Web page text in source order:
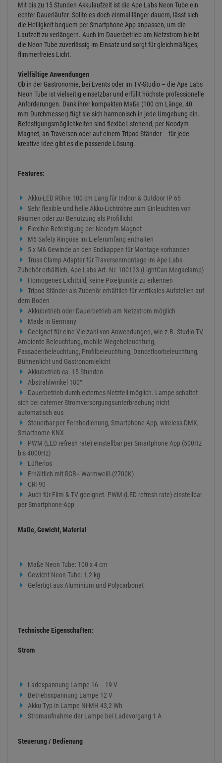
Mit bis zu 15 Stunden Akkulaufzeit ist die Ape Labs Neon Tube ein
echter Dauerläufer. Sollte es doch einmal länger dauern, lässt sich
die Helligkeit bequem per Smartphone-App anpassen, um die
Laufzeit zu verlängern. Auch im Dauerbetrieb am Netzstrom bleibt
die Neon Tube zuverlässig im Einsatz und sorgt für gleichmäßiges,
flimmerfreies Licht.
Vielfältige Anwendungen
Ob in der Gastronomie, bei Events oder im TV-Studio – die Ape Labs
Neon Tube ist vielseitig einsetzbar und erfüllt höchste professionelle
Anforderungen. Dank ihrer kompakten Maße (100 cm Länge, 40
mm Durchmesser) fügt sie sich harmonisch in jede Umgebung ein.
Befestigungsmöglichkeiten sind flexibel: stehend, per Neodym-
Magnet, an Traversen oder auf einem Tripod-Ständer – für jede
kreative Idee gibt es die passende Lösung.
Features:
Akku-LED Röhre 100 cm Lang für Indoor & Outdoor IP 65
Sehr flexible und helle Akku-Lichtröhre zum Einleuchten von
Räumen oder zur Benutzung als Profillicht
Flexible Befestigung per Neodym-Magnet
M6 Safety Ringöse im Lieferumfang enthalten
5 x M6 Gewinde an den Endkappen für Montage vorhanden
Truss Clamp Adapter für Traversenmontage im Ape Labs
Zubehör erhältlich, Ape Labs Art. Nr. 100123 (LightCan Megaclamp)
Homogenes Lichtbild, keine Pixelpunkte zu erkennen
Tripod Ständer als Zubehör erhältlich für vertikales Aufstellen auf
dem Boden
Akkubetrieb oder Dauerbetrieb am Netzstrom möglich
Made in Germany
Geeignet für eine Vielzahl von Anwendungen, wie z.B. Studio TV,
Ambiente Beleuchtung, mobile Wegebeleuchtung,
Fassadenbeleuchtung, Profilbeleuchtung, Dancefloorbeleuchtung,
Bühnenlicht und Gastronomielicht
Akkubetrieb ca. 15 Stunden
Abstrahlwinkel 180°
Dauerbetrieb durch externes Netzteil möglich. Lampe schaltet
sich bei externer Stromversorgungsunterbrechung nicht
automatisch aus
Steuerbar per Fernbedienung, Smartphone App, wireless DMX,
Smarthome KNX
PWM (LED refresh rate) einstellbar per Smartphone App (500Hz
bis 4000Hz)
Lüfterlos
Erhältlich mit RGB+ Warmweiß (2700K)
CRI 90
Auch für Film & TV geeignet. PWM (LED refresh rate) einstellbar
per Smartphone-App
Maße, Gewicht, Material
Maße Neon Tube: 100 x 4 cm
Gewicht Neon Tube: 1,2 kg
Gefertigt aus Aluminium und Polycarbonat
Technische Eigenschaften:
Strom
Ladespannung Lampe 16 – 19 V
Betriebsspannung Lampe 12 V
Akku Typ in Lampe Ni-MH 43,2 Wh
Stromaufnahme der Lampe bei Ladevorgang 1 A
Steuerung / Bedienung